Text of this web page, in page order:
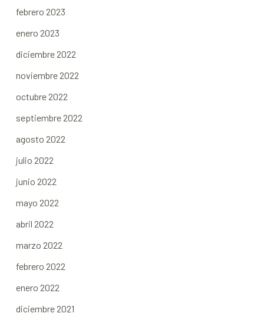
febrero 2023
enero 2023
diciembre 2022
noviembre 2022
octubre 2022
septiembre 2022
agosto 2022
julio 2022
junio 2022
mayo 2022
abril 2022
marzo 2022
febrero 2022
enero 2022
diciembre 2021